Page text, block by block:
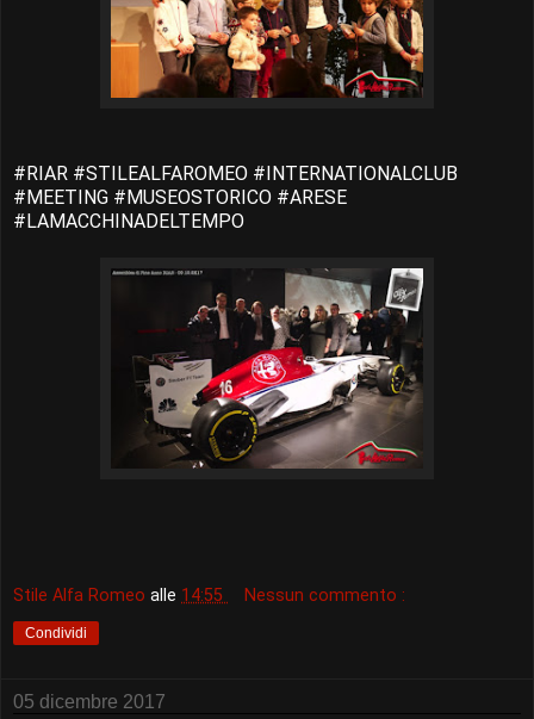
#RIAR #STILEALFAROMEO #INTERNATIONALCLUB
#MEETING #MUSEOSTORICO #ARESE
#LAMACCHINADELTEMPO
Stile Alfa Romeo alle 14:55 Nessun commento :
Condividi
05 dicembre 2017